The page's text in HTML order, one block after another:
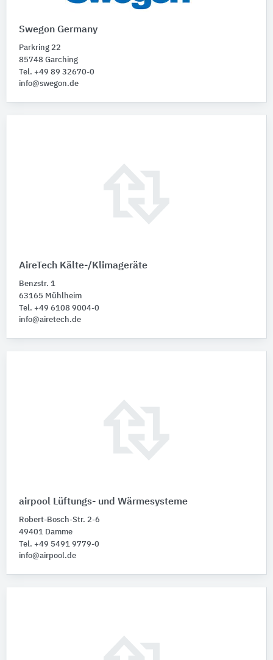
Swegon Germany
Parkring 22
85748 Garching
Tel. +49 89 32670-0
info@swegon.de
AireTech Kälte-/Klimageräte
Benzstr. 1
63165 Mühlheim
Tel. +49 6108 9004-0
info@airetech.de
airpool Lüftungs- und Wärmesysteme
Robert-Bosch-Str. 2-6
49401 Damme
Tel. +49 5491 9779-0
info@airpool.de